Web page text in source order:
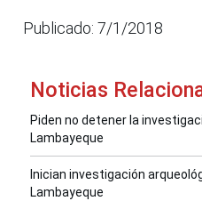
Publicado: 7/1/2018
Noticias
Piden no detener la
Lambayeque
Inician investigación
Lambayeque